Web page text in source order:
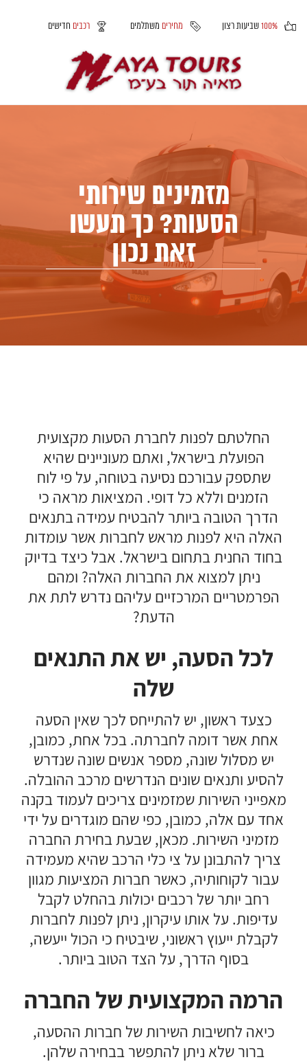
100%שביעות רצון מחירים משתלמים רכבים חדישים
מזמינים שירותי
הסעות? כך תעשו
זאת נכון
החלטתם לפנות לחברת הסעות מקצועית
הפועלת בישראל, ואתם מעוניינים שהיא
שתספק עבורכם נסיעה בטוחה, על פי לוח
הזמנים וללא כל דופי. המציאות מראה כי
הדרך הטובה ביותר להבטיח עמידה בתנאים
האלה היא לפנות מראש לחברות אשר עומדות
בחוד החנית בתחום בישראל. אבל כיצד בדיוק
ניתן למצוא את החברות האלה? ומהם
הפרמטריים המרכזיים עליהם נדרש לתת את
הדעת?
לכל הסעה, יש את התנאים
שלה
כצעד ראשון, יש להתייחס לכך שאין הסעה
אחת אשר דומה לחברתה. בכל אחת, כמובן,
יש מסלול שונה, מספר אנשים שונה שנדרש
להסיע ותנאים שונים הנדרשים מרכב ההובלה.
מאפייני השירות שמזמינים צריכים לעמוד בקנה
אחד עם אלה, כמובן, כפי שהם מוגדרים על ידי
מזמיני השירות. מכאן, שבעת בחירת החברה
צריך להתבונן על צי כלי הרכב שהיא מעמידה
עבור לקוחותיה, כאשר חברות המציעות מגוון
רחב יותר של רכבים יכולות בהחלט לקבל
עדיפות. על אותו עיקרון, ניתן לפנות לחברות
לקבלת ייעוץ ראשוני, שיבטיח כי הכול ייעשה,
בסוף הדרך, על הצד הטוב ביותר.
הרמה המקצועית של החברה
כיאה לחשיבות השירות של חברות ההסעה,
ברור שלא ניתן להתפשר בבחירה שלהן.